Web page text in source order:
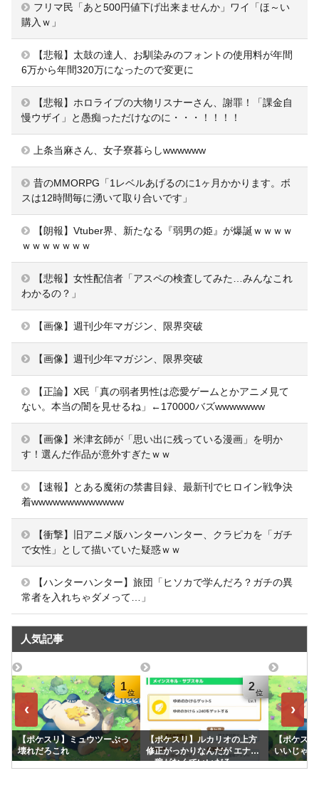
フリマ民「あと500円値下げ出来ませんか」ワイ「ほ～い
購入ｗ」
【悲報】太鼓の達人、お馴染みのフォントの使用料が年間
6万から年間320万になったので変更に
【悲報】ホロライブの大物リスナーさん、謝罪！「課金自
慢ウザイ」と愚痴っただけなのに・・・！！！！
上条当麻さん、女子寮暮らしwwwwww
昔のMMORPG「1レベルあげるのに1ヶ月かかります。ボ
スは12時間毎に湧いて取り合いです」
【朗報】Vtuber界、新たなる『弱男の姫』が爆誕ｗｗｗｗ
ｗｗｗｗｗｗｗ
【悲報】女性配信者「アスペの検査してみた…みんなこれ
わかるの？」
【画像】週刊少年マガジン、限界突破
【画像】週刊少年マガジン、限界突破
【正論】X民「真の弱者男性は恋愛ゲームとかアニメ見て
ない。本当の闇を見せるね」←170000バズwwwwwww
【画像】米津玄師が「思い出に残っている漫画」を明か
す！選んだ作品が意外すぎたｗｗ
【速報】とある魔術の禁書目録、最新刊でヒロイン戦争決
着wwwwwwwwwwwww
【衝撃】旧アニメ版ハンターハンター、クラピカを「ガチ
で女性」として描いていた疑惑ｗｗ
【ハンターハンター】旅団「ヒソカで学んだろ？ガチの異
常者を入れちゃダメって…」
人気記事
‹
1
【ポケスリ】ミュウツーぶっ
壊れだろこれ
2
【ポケスリ】ルカリオの上方
修正がっかりなんだが エナジ
ー稼がなくていいだろ
【ポケス
いいじゃん
›